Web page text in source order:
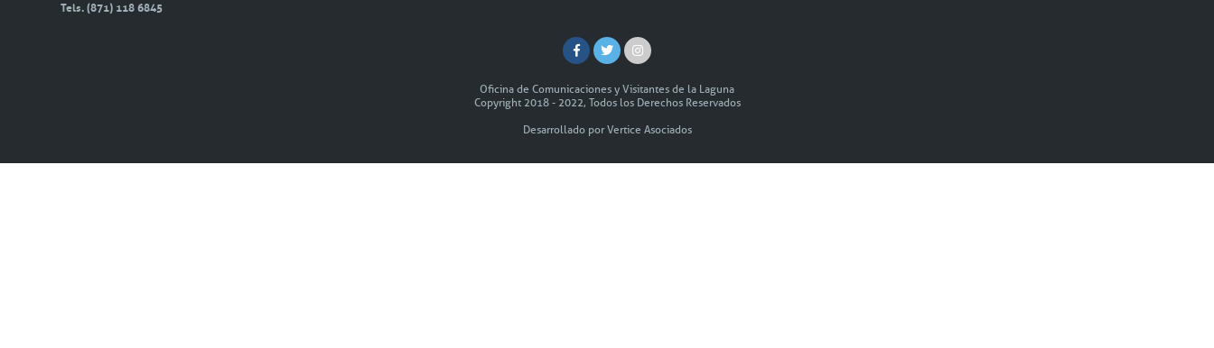
Tels. (871) 118 6845
Oficina de Comunicaciones y Visitantes de la Laguna
Copyright 2018 - 2022, Todos los Derechos Reservados
Desarrollado por Vertice Asociados